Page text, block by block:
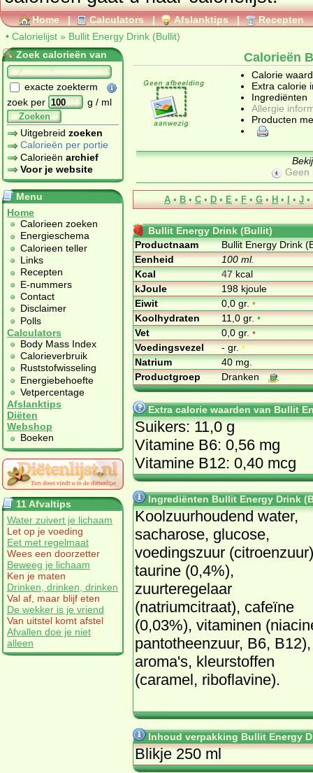
Home | Calculators | Afslanktips | Recepten
• Calorielijst » Bullit Energy Drink (Bullit)
Zoek calorieën van
exacte zoekterm
zoek per
g / ml
Zoeken
Uitgebreid zoeken
Calorieën per portie
Calorieën archief
Voor je website
Menu
Home
Calorieen zoeken
Energieschema
Calorieen teller
Links
Recepten
E-nummers
Contact
Disclaimer
Polls
Calculators
Body Mass Index
Calorieverbruik
Ruststofwisseling
Energiebehoefte
Vetpercentage
Afslanktips
Diëten
Webshop
Boeken
11 Afvaltips
Water zuivert je lichaam
Let op je voeding
Eet met regelmaat
Wees een doorzetter
Beweeg je lichaam
Ken je maten
Drinken, drinken, drinken
Val af, maar blijf eten
De wekker is je vriend
Van uitstel komt afstel
Afvallen doe je niet
alleen
Calorieën
Calorie
Extra calorie
Ingrediënten
Allergie
Producten
Geen
A • B • C • D • E • F • G • H • I • J •
Bullit Energy Drink (Bullit)
Productnaam
Bullit Energy Drink
Eenheid
100 ml.
Kcal
47kcal
kJoule
198 kjoule
Eiwit
0,0 gr.•
Koolhydraten
11,0 gr.•
Vet
0,0 gr.•
Voedingsvezel
- gr.•
Natrium
40 mg.
Productgroep
Dranken
Extra calorie waarden van Bullit
Suikers: 11,0 g
Vitamine B6: 0,56 mg
Vitamine B12: 0,40 mcg
Ingrediënten Bullit Energy Drink
Koolzuurhoudend water,
sacharose, glucose,
voedingszuur
taurine (0,4%),
zuurteregelaar
(natriumcitraat), cafeïne
(0,03%), vitaminen
pantotheenzuur, B6, B12),
aroma's, kleurstoffen
(caramel, riboflavine).
Inhoud verpakking Bullit Energy
Blikje 250 ml